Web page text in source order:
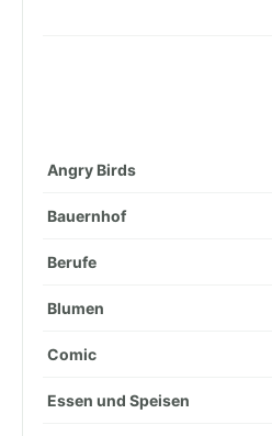
Angry Birds
Bauernhof
Berufe
Blumen
Comic
Essen und Speisen